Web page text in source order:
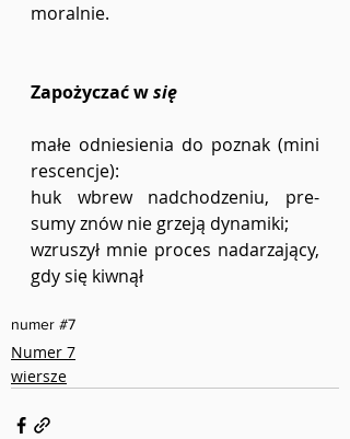
moralnie.
Zapożyczać w się
małe odniesienia do poznak (mini
rescencje):
huk wbrew nadchodzeniu, pre-
sumy znów nie grzeją dynamiki;
wzruszył mnie proces nadarzający,
gdy się kiwnął
numer #7
Numer 7
wiersze